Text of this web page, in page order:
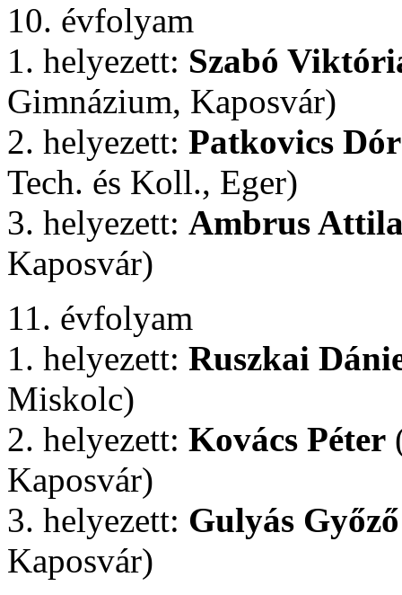
10. évfolyam
1. helyezett: Szabó
Gimnázium, Kaposvár)
2. helyezett: Patkovics
Tech. és Koll., Eger)
3. helyezett: Ambrus
Kaposvár)
11. évfolyam
1. helyezett: Ruszkai
Miskolc)
2. helyezett: Kovács Péter
Kaposvár)
3. helyezett: Gulyás Győző
Kaposvár)